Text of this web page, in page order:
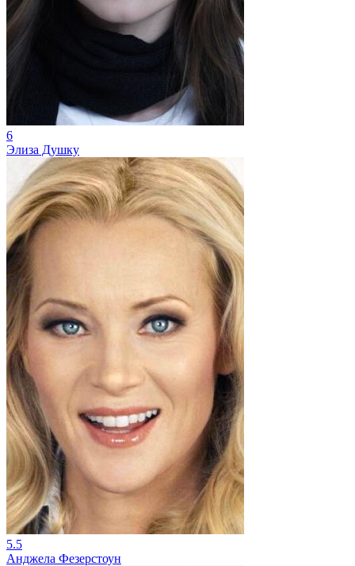
6
Элиза Душку
5.5
Анджела Фезерстоун